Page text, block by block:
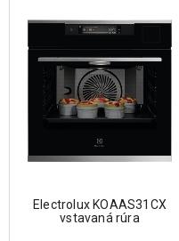
Electrolux KOAAS31CX
vstavaná rúra